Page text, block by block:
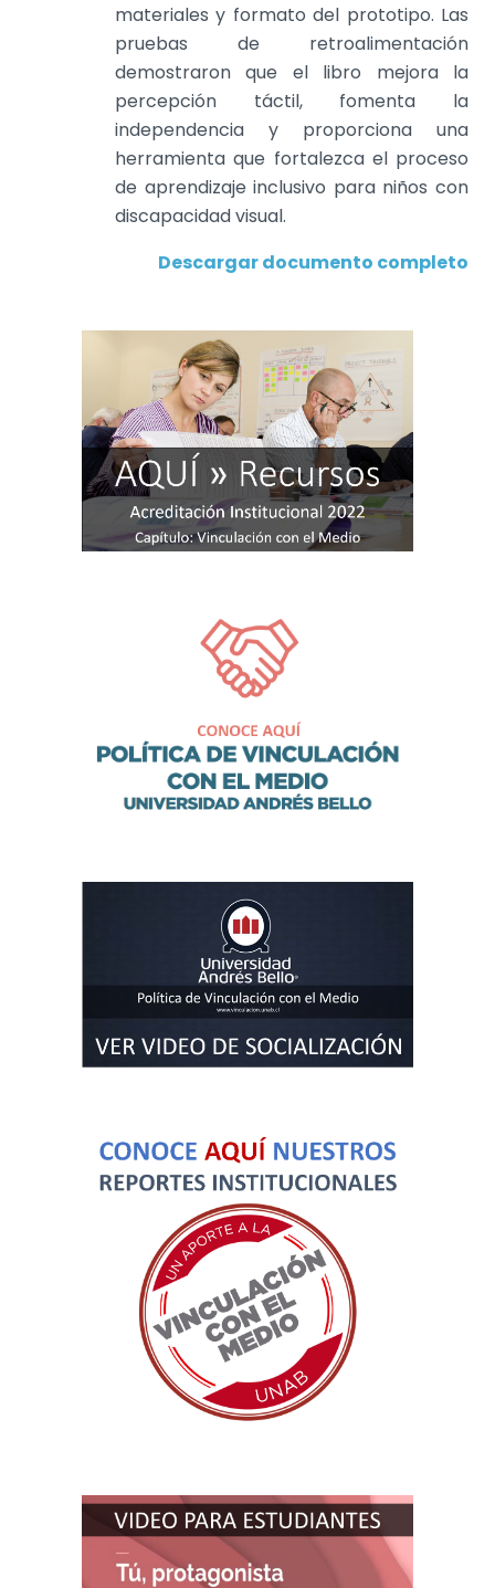
materiales y formato del prototipo. Las
pruebas de retroalimentación
demostraron que el libro mejora la
percepción táctil, fomenta la
independencia y proporciona una
herramienta que fortalezca el proceso
de aprendizaje inclusivo para niños con
discapacidad visual.
Descargar documento completo